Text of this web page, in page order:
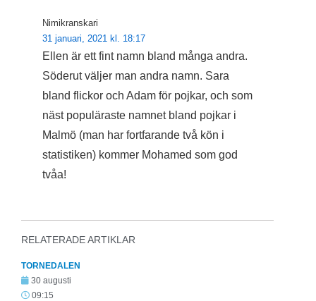
Nimikranskari
31 januari, 2021 kl. 18:17
Ellen är ett fint namn bland många andra.
Söderut väljer man andra namn. Sara
bland flickor och Adam för pojkar, och som
näst populäraste namnet bland pojkar i
Malmö (man har fortfarande två kön i
statistiken) kommer Mohamed som god
tvåa!
RELATERADE ARTIKLAR
TORNEDALEN
30 augusti
09:15